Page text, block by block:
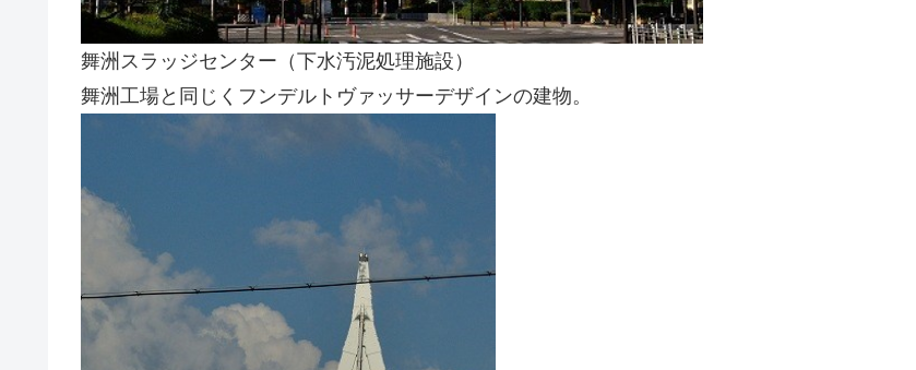
舞洲スラッジセンター（下水汚泥処理施設）
舞洲工場と同じくフンデルトヴァッサーデザインの建物。